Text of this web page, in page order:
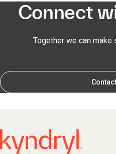
Connect
Together we can